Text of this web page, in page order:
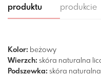
produktu
produkcie
Kolor: beżowy
Wierzch: skóra naturalna
Podszewka: skóra naturalna